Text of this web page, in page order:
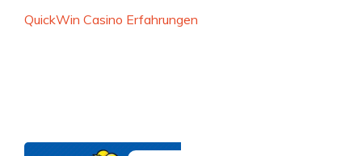
QuickWin Casino Erfahrungen